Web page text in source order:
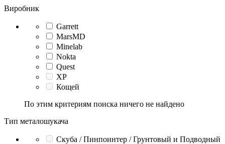
Виробник
Garrett
MarsMD
Minelab
Nokta
Quest
XP
Кощей
По этим критериям поиска ничего не найдено
Тип металошукача
Скуба / Пинпоинтер / Грунтовый и Подводный